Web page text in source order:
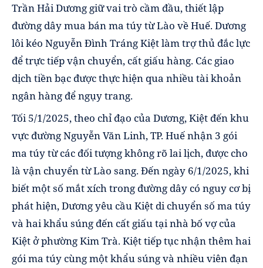
Trần Hải Dương giữ vai trò cầm đầu, thiết lập
đường dây mua bán ma túy từ Lào về Huế. Dương
lôi kéo Nguyễn Đình Tráng Kiệt làm trợ thủ đắc lực
để trực tiếp vận chuyển, cất giấu hàng. Các giao
dịch tiền bạc được thực hiện qua nhiều tài khoản
ngân hàng để ngụy trang.
Tối 5/1/2025, theo chỉ đạo của Dương, Kiệt đến khu
vực đường Nguyễn Văn Linh, TP. Huế nhận 3 gói
ma túy từ các đối tượng không rõ lai lịch, được cho
là vận chuyển từ Lào sang. Đến ngày 6/1/2025, khi
biết một số mắt xích trong đường dây có nguy cơ bị
phát hiện, Dương yêu cầu Kiệt di chuyển số ma túy
và hai khẩu súng đến cất giấu tại nhà bố vợ của
Kiệt ở phường Kim Trà. Kiệt tiếp tục nhận thêm hai
gói ma túy cùng một khẩu súng và nhiều viên đạn